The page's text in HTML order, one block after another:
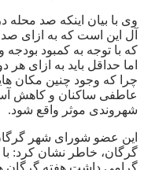
وی با بیان اینکه صد محله
آل این است که به ازای
که با توجه به کمبود بودجه
اما حداقل باید به ازای
چرا که وجود چنین مکان
عاطفی ساکنان و کاهش
شهروندی موثر واقع شود.
این عضو شورای شهر
گرگان، خاطر نشان کرد:
گرامی داشت هفته گرگان